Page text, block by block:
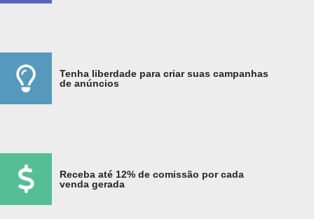
Tenha liberdade para criar suas campanhas
de anúncios
Receba até 12% de comissão por cada
venda gerada